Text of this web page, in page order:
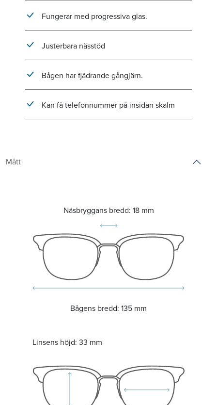
Fungerar med progressiva glas.
Justerbara nässtöd
Bågen har fjädrande gångjärn.
Kan få telefonnummer på insidan skalm
Mått
Näsbryggans bredd: 18 mm
Bågens bredd: 135 mm
Linsens höjd: 33 mm